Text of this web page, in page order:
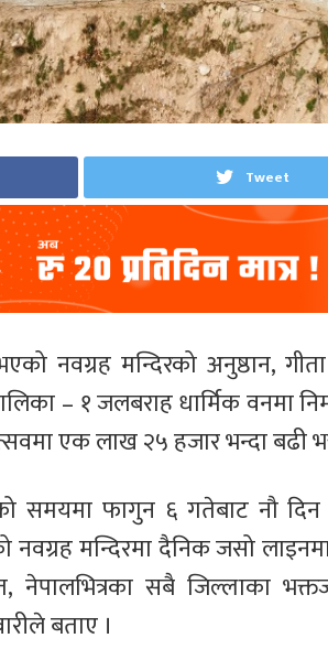
Tweet
नवग्रह मन्दिरको अनुष्ठान,
– १ जलबराह धार्मिक वनमा
एक लाख २५ हजार भन्दा
फागुन ६ गतेबाट नौ दिन
मन्दिरमा दैनिक जसो
नेपालभित्रका सबै जिल्लाका
बताए ।